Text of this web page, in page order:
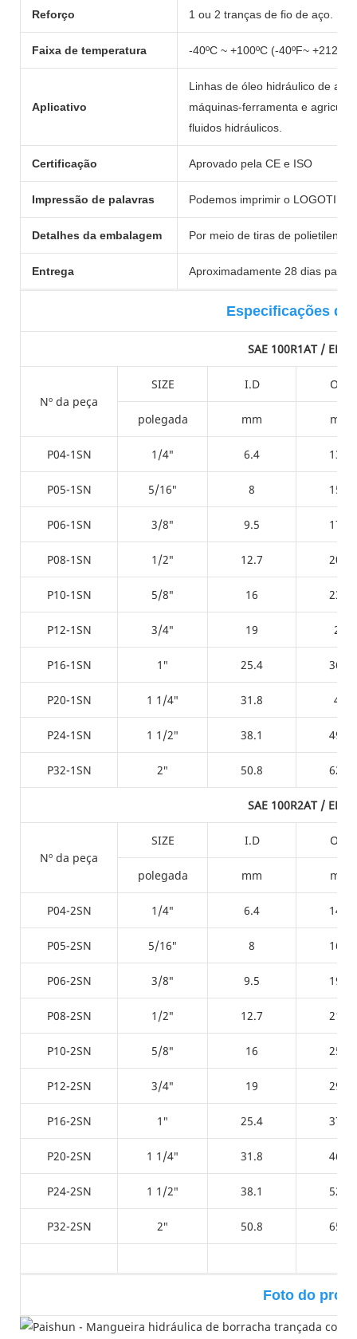
Reforço 1 ou 2 tranças de fio de aço.
Faixa de temperatura -40ºC ~ +100ºC (-40ºF~ +212ºF)
Aplicativo
Linhas de óleo hidráulico de
máquinas-ferramenta e
fluidos hidráulicos.
Certificação Aprovado pela CE e ISO
Impressão de palavras Podemos imprimir o
Detalhes da embalagem Por meio de tiras de polietileno
Entrega Aproximadamente 28 dias para
Especificações do
SAE 100R1AT /
Nº da peça
SIZE I.D O.D
polegada mm mm
P04-1SN 1/4″ 6.4 13.4
P05-1SN 5/16″ 8 15.2
P06-1SN 3/8″ 9.5 17.3
P08-1SN 1/2″ 12.7 20.3
P10-1SN 5/8″ 16 23.7
P12-1SN 3/4″ 19 28
P16-1SN 1″ 25.4 36.2
P20-1SN 1 1/4″ 31.8 43
P24-1SN 1 1/2″ 38.1 49.2
P32-1SN 2″ 50.8 62.6
SAE 100R2AT /
Nº da peça
SIZE I.D O.D
polegada mm mm
P04-2SN 1/4″ 6.4 14.5
P05-2SN 5/16″ 8 16.7
P06-2SN 3/8″ 9.5 19.2
P08-2SN 1/2″ 12.7 21.8
P10-2SN 5/8″ 16 25.4
P12-2SN 3/4″ 19 29.9
P16-2SN 1″ 25.4 37.8
P20-2SN 1 1/4″ 31.8 46.4
P24-2SN 1 1/2″ 38.1 52.7
P32-2SN 2″ 50.8 65.4
Foto do